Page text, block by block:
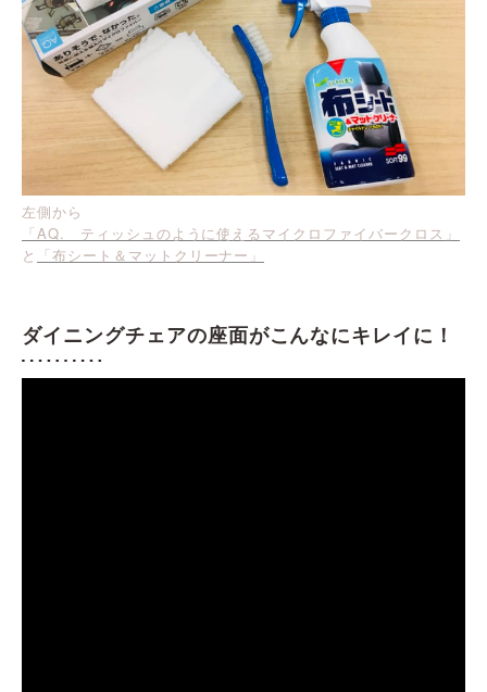
左側から
「AQ. ティッシュのように使えるマイクロファイバークロス」
と
「布シート＆マットクリーナー」
ダイニングチェアの座面がこんなにキレイに！